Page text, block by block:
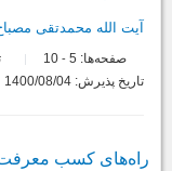
آیت الله محمدتقی
صفحه‌ها: 5
-
تاریخ پذیرش: 1400/08/04
راه‌های کسب معرفت